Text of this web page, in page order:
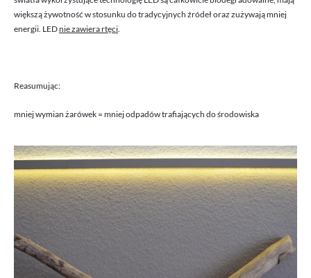
większą żywotność w stosunku do tradycyjnych źródeł oraz zużywają mniej
energii. LEDnie zawiera rtęci
Reasumując:
mniej wymian żarówek = mniej odpadów trafiających do środowiska